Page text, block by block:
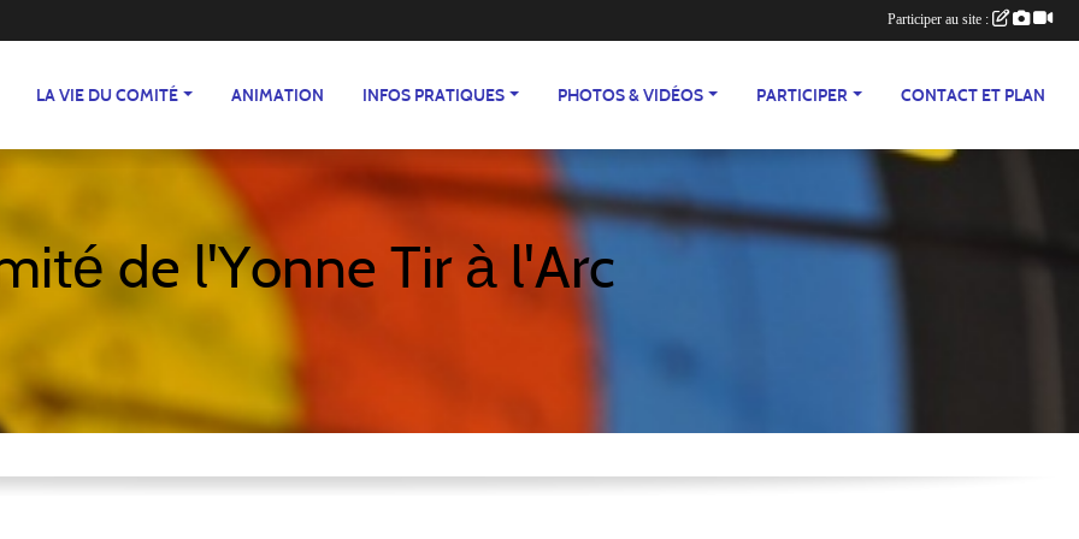
LA VIE DU COMITÉ ANIMATION INFOS PRATIQUES PHOTOS & VIDÉOS PARTICIPER CONTACT ET PLAN
de l'Yonne Tir à l'Arc
Participer au site :